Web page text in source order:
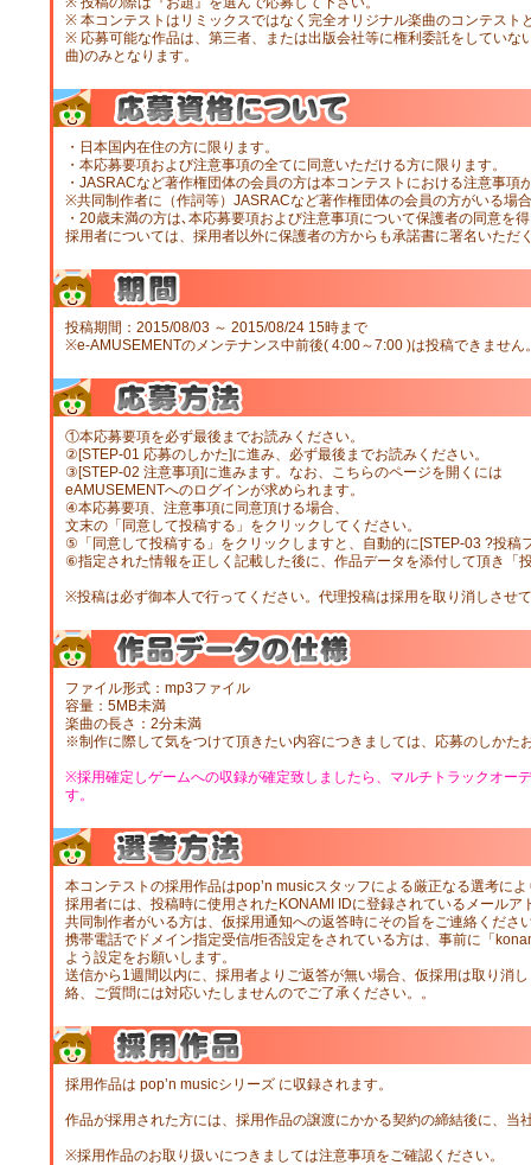
※ 本コンテストはリミックスではなく完全オリジナル楽曲のコンテスト
※ 応募可能な作品は、第三者、または出版会社等に権利委託をしていな
曲)のみとなります。
・日本国内在住の方に限ります。
・本応募要項および注意事項の全てに同意いただける方に限ります。
・JASRACなど著作権団体の会員の方は本コンテストにおける注意事
※共同制作者に（作詞等）JASRACなど著作権団体の会員の方がいる場
・20歳未満の方は､本応募要項および注意事項について保護者の同意を
採用者については、採用者以外に保護者の方からも承諾書に署名いただ
投稿期間：2015/08/03 ～ 2015/08/24 15時まで
※e-AMUSEMENTのメンテナンス中前後( 4:00～7:00 )は投稿できません
①本応募要項を必ず最後までお読みください。
②[STEP-01 応募のしかた]に進み、必ず最後までお読みください。
③[STEP-02 注意事項]に進みます。なお、こちらのページを開くには
eAMUSEMENTへのログインが求められます。
④本応募要項、注意事項に同意頂ける場合、
文末の「同意して投稿する」をクリックしてください。
⑤「同意して投稿する」をクリックしますと、自動的に[STEP-03 ?投稿
⑥指定された情報を正しく記載した後に、作品データを添付して頂き「
※投稿は必ず御本人で行ってください。代理投稿は採用を取り消しさせ
ファイル形式：mp3ファイル
容量：5MB未満
楽曲の長さ：2分未満
※制作に際して気をつけて頂きたい内容につきましては、応募のしかた
※採用確定しゲームへの収録が確定致しましたら、マルチトラックオー
す。
本コンテストの採用作品はpop’n musicスタッフによる厳正なる選考に
採用者には、投稿時に使用されたKONAMI IDに登録されているメール
共同制作者がいる方は、仮採用通知への返答時にその旨をご連絡くださ
携帯電話でドメイン指定受信/拒否設定をされている方は、事前に「
よう設定をお願いします。
送信から1週間以内に、採用者よりご返答が無い場合、仮採用は取り消
絡、ご質問には対応いたしませんのでご了承ください。。
採用作品は pop’n musicシリーズ に収録されます。
作品が採用された方には、採用作品の譲渡にかかる契約の締結後に、当
※採用作品のお取り扱いにつきましては注意事項をご確認ください。